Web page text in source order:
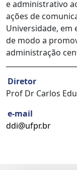
e administrativo
ações de
Universidade, em
de modo a
administração
Diretor
Prof Dr Carlos
e-mail
ddi@ufpr.br